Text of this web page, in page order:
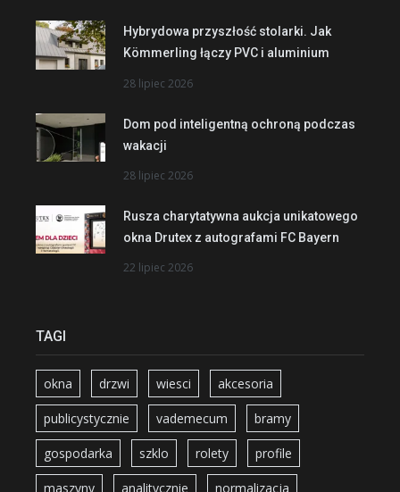
Hybrydowa przyszłość stolarki. Jak
Kömmerling łączy PVC i aluminium
28 lipiec 2026
Dom pod inteligentną ochroną podczas
wakacji
28 lipiec 2026
Rusza charytatywna aukcja unikatowego
okna Drutex z autografami FC Bayern
22 lipiec 2026
TAGI
okna drzwi wiesci akcesoria
publicystycznie vademecum bramy
gospodarka szklo rolety profile
maszyny analitycznie normalizacja